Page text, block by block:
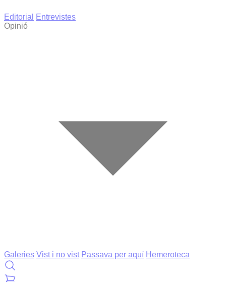
Editorial
Entrevistes
Opinió
Galeries Vist i no vist Passava per aquí Hemeroteca